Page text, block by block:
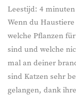
Leestijd: 4minuten
Wenn du
welche Pflanzen
sind und welche
mal an deiner
sind Katzen sehr
gelangen, dank